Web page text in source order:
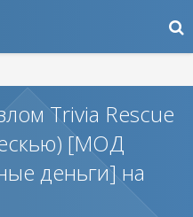
Trivia Rescue
[МОД
деньги] на